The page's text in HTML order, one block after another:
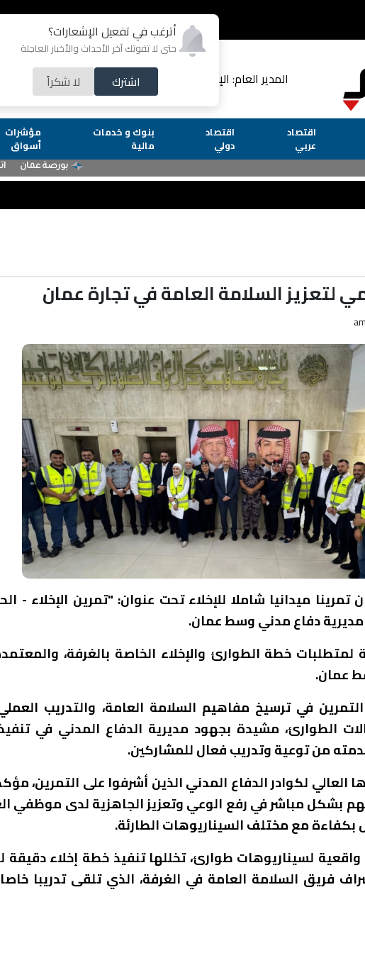
أترغب في تفعيل الإشعارات؟
حتى لا تفوتك آخر الأحداث والأخبار العاجلة
اشترك لا شكراً المدير العام: الإعلامية رشا عارف
اقتصاد
عربي
اقتصاد
دولي
بنوك و خدمات
مالية
مؤشرات
أسواق
لتعزيز السلامة العامة في تجارة عمان
ميدانيا شاملا للإخلاء تحت عنوان: "تمرين الإخلاء -
مديرية دفاع مدني وسط عمان.
لمتطلبات خطة الطوارئ والإخلاء الخاصة بالغرفة،
عمان.
في ترسيخ مفاهيم السلامة العامة، والتدريب
الطوارئ، مشيدة بجهود مديرية الدفاع المدني في
من توعية وتدريب فعال للمشاركين.
العالي لكوادر الدفاع المدني الذين أشرفوا على التمرين،
بشكل مباشر في رفع الوعي وتعزيز الجاهزية لدى موظفي
مع مختلف السيناريوهات الطارئة.
لسيناريوهات طوارئ، تخللها تنفيذ خطة إخلاء دقيقة
فريق السلامة العامة في الغرفة، الذي تلقى تدريبا